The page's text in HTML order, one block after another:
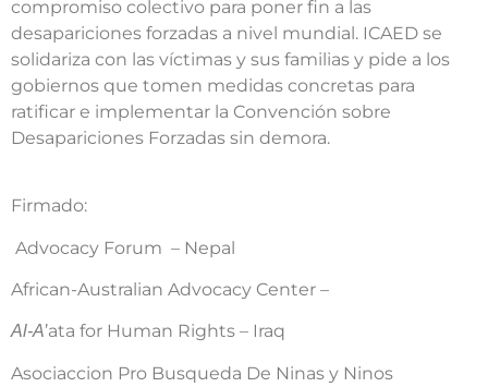
compromiso colectivo para poner fin a las
desapariciones forzadas a nivel mundial. ICAED se
solidariza con las víctimas y sus familias y pide a los
gobiernos que tomen medidas concretas para
ratificar e implementar la Convención sobre
Desapariciones Forzadas sin demora.
Firmado:
Advocacy Forum – Nepal
African-Australian Advocacy Center –
Al-A’ata for Human Rights – Iraq
Asociaccion Pro Busqueda De Ninas y Ninos